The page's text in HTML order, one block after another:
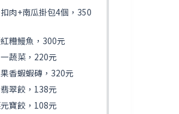
肉+南瓜掛包4個，350
糟鰻魚，300元
蔬菜，220元
香蝦蝦磚，320元
翠餃，138元
寶餃，108元